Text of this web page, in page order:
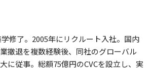
修了。2005年にリクルート入社。国内
撤退を複数経験後、同社のグローバル
に従事。総額75億円のCVCを設立し、実